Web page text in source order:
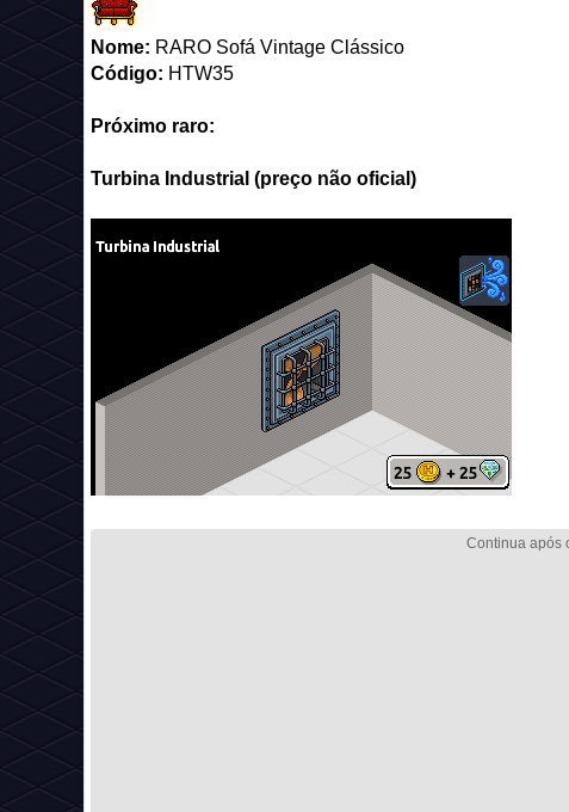
Nome: RARO Sofá Vintage Clássico
Código: HTW35
Próximo raro:
Turbina Industrial (preço não oficial)